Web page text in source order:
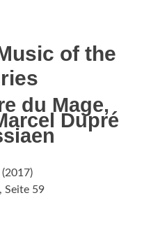
of the
du Mage,
Dupré
, Seite 59